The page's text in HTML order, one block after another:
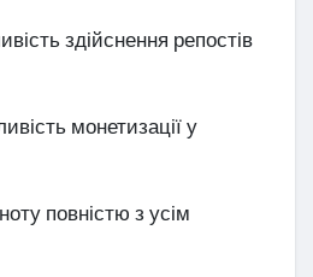
здійснення репостів
монетизації у
повністю з усім